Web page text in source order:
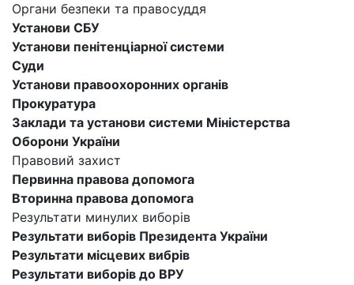
Органи безпеки та правосуддя
Установи СБУ
Установи пенітенціарної системи
Суди
Установи правоохоронних органів
Прокуратура
Заклади та установи системи Міністерства
Оборони України
Правовий захист
Первинна правова допомога
Вторинна правова допомога
Результати минулих виборів
Результати виборів Президента України
Результати місцевих вибрів
Результати виборів до ВРУ